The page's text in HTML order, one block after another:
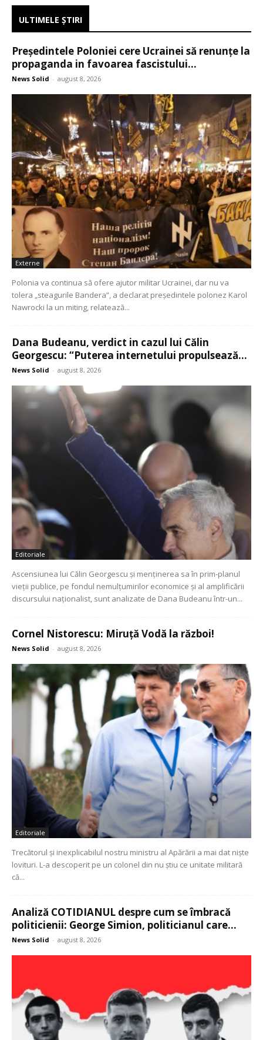
ULTIMELE ŞTIRI
Președintele Poloniei cere Ucrainei să renunțe la
propaganda in favoarea fascistului...
News Solid - august 8, 2026
Externe
Polonia va continua să ofere ajutor militar Ucrainei, dar nu va
tolera „steagurile Bandera”, a declarat președintele polonez Karol
Nawrocki la un miting, relatează...
Dana Budeanu, verdict in cazul lui Călin
Georgescu: “Puterea internetului propulsează...
News Solid - august 8, 2026
Editoriale
Ascensiunea lui Călin Georgescu și menținerea sa în prim-planul
vieții publice, pe fondul nemulțumirilor economice și al amplificării
discursului naționalist, sunt analizate de Dana Budeanu într-un...
Cornel Nistorescu: Miruță Vodă la război!
News Solid - august 8, 2026
Editoriale
Trecătorul și inexplicabilul nostru ministru al Apărării a mai dat niște
lovituri. L-a descoperit pe un colonel din nu știu ce unitate militară
că...
Analiză COTIDIANUL despre cum se îmbracă
politicienii: George Simion, politicianul care...
News Solid - august 8, 2026